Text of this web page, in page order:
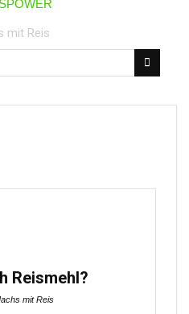
mit Reis
Reismehl?
mit Reis